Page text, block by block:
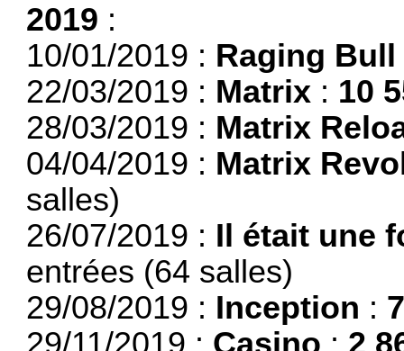
2019 :
10/01/2019 : Raging Bull
22/03/2019 : Matrix : 10
28/03/2019 : Matrix
04/04/2019 : Matrix
salles)
26/07/2019 : Il était une
entrées (64 salles)
29/08/2019 : Inception :
29/11/2019 : Casino : 2